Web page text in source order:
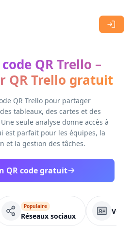
QR Trello –
QR Trello gratuit
QR Trello pour partager
tableaux, des cartes et des
seule analyse donne accès à
est parfait pour les équipes, la
et la gestion des tâches.
QR code gratuit
Populaire
Réseaux sociaux
VCard